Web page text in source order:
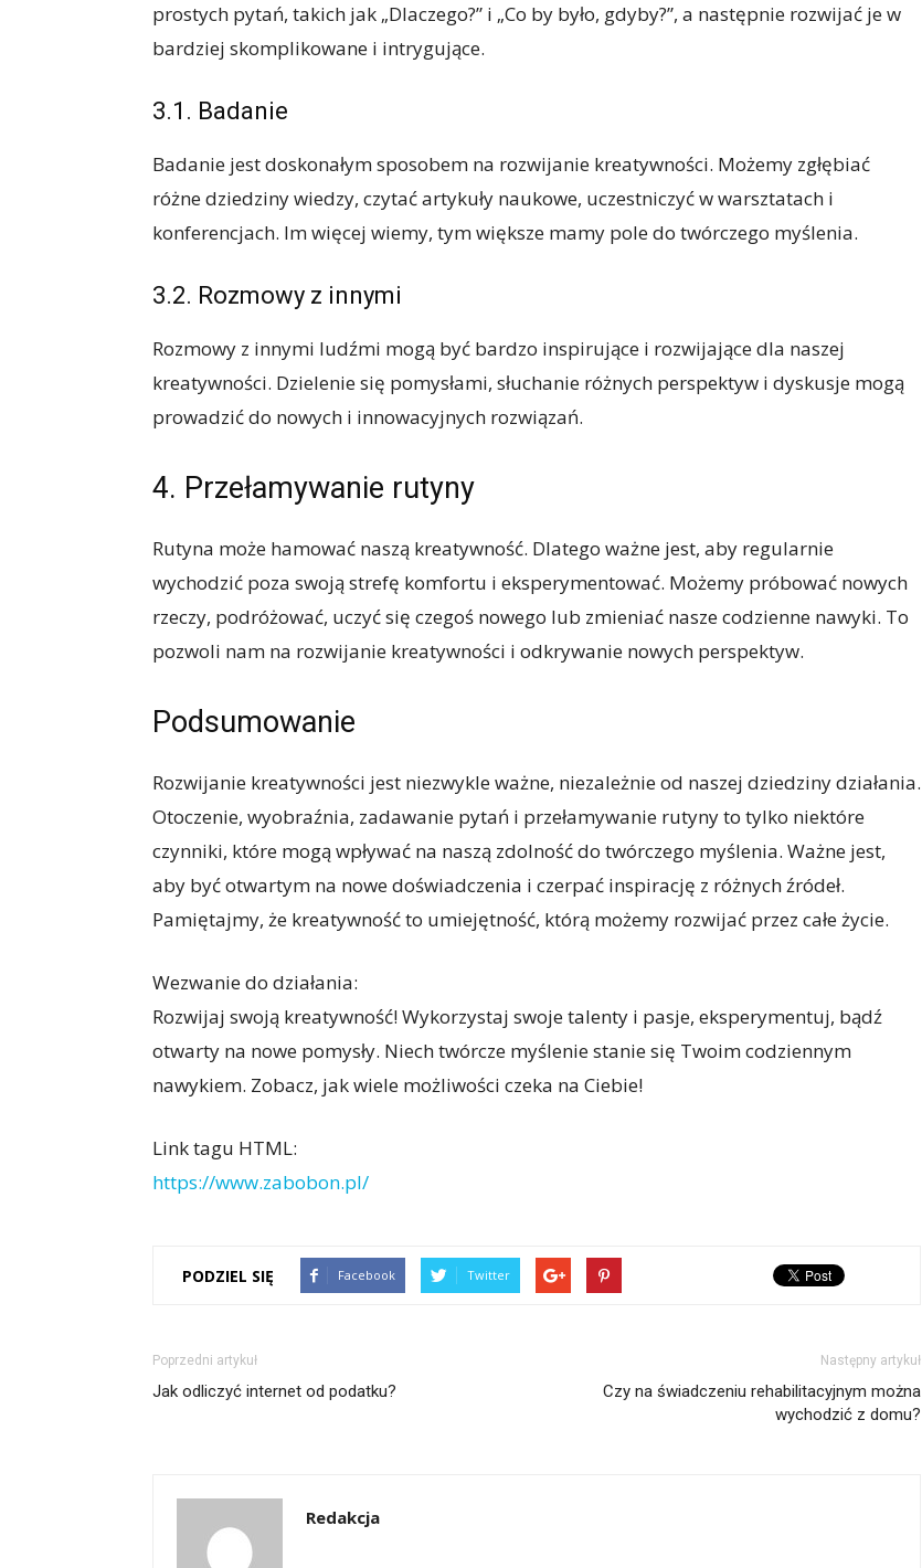
prostych pytań, takich jak „Dlaczego?” i „Co by było, gdyby?”, a następnie rozwijać je w
bardziej skomplikowane i intrygujące.
3.1. Badanie
Badanie jest doskonałym sposobem na rozwijanie kreatywności. Możemy zgłębiać
różne dziedziny wiedzy, czytać artykuły naukowe, uczestniczyć w warsztatach i
konferencjach. Im więcej wiemy, tym większe mamy pole do twórczego myślenia.
3.2. Rozmowy z innymi
Rozmowy z innymi ludźmi mogą być bardzo inspirujące i rozwijające dla naszej
kreatywności. Dzielenie się pomysłami, słuchanie różnych perspektyw i dyskusje mogą
prowadzić do nowych i innowacyjnych rozwiązań.
4. Przełamywanie rutyny
Rutyna może hamować naszą kreatywność. Dlatego ważne jest, aby regularnie
wychodzić poza swoją strefę komfortu i eksperymentować. Możemy próbować nowych
rzeczy, podróżować, uczyć się czegoś nowego lub zmieniać nasze codzienne nawyki. To
pozwoli nam na rozwijanie kreatywności i odkrywanie nowych perspektyw.
Podsumowanie
Rozwijanie kreatywności jest niezwykle ważne, niezależnie od naszej dziedziny działania.
Otoczenie, wyobraźnia, zadawanie pytań i przełamywanie rutyny to tylko niektóre
czynniki, które mogą wpływać na naszą zdolność do twórczego myślenia. Ważne jest,
aby być otwartym na nowe doświadczenia i czerpać inspirację z różnych źródeł.
Pamiętajmy, że kreatywność to umiejętność, którą możemy rozwijać przez całe życie.
Wezwanie do działania:
Rozwijaj swoją kreatywność! Wykorzystaj swoje talenty i pasje, eksperymentuj, bądź
otwarty na nowe pomysły. Niech twórcze myślenie stanie się Twoim codziennym
nawykiem. Zobacz, jak wiele możliwości czeka na Ciebie!
Link tagu HTML:
https://www.zabobon.pl/
PODZIEL SIĘ Facebook Twitter
Poprzedni artykuł
Jak odliczyć internet od podatku?
Następny artykuł
Czy na świadczeniu rehabilitacyjnym można
wychodzić z domu?
Redakcja